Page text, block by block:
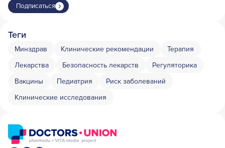
Подписаться
Теги
Минздрав Клинические рекомендации
Терапия
Лекарства
Безопасность лекарств
Регуляторика
Вакцины
Педиатрия
Риск заболеваний
Клинические исследования